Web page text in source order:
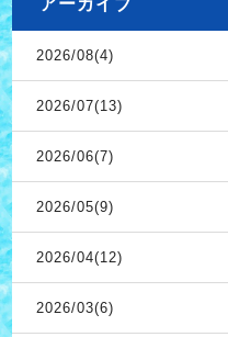
アーカイブ
2026/08(4)
2026/07(13)
2026/06(7)
2026/05(9)
2026/04(12)
2026/03(6)